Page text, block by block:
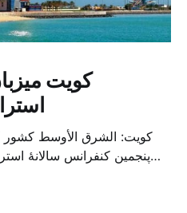
کویت
کویت: الشرق الأوسط کشور
پنجمین کنفرانس سالانهٔ
متخصص از شرکت‌های